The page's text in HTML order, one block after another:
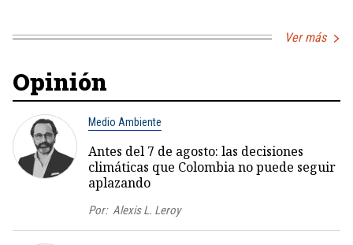
Ver más
Opinión
Medio Ambiente
Antes del 7 de agosto: las decisiones
climáticas que Colombia no puede seguir
aplazando
Por: Alexis L. Leroy